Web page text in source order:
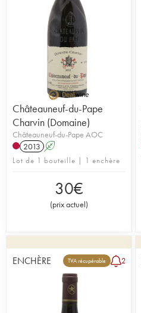
Châteauneuf-du-Pape
Charvin (Domaine)
Châteauneuf-du-Pape AOC
2013 A
Lot de 1 bouteille | 1 enchère
30€
(prix actuel)
ENCHÈRE TVA récupérable 2